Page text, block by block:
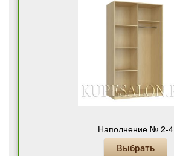
Наполнение № 2-4
Выбрать